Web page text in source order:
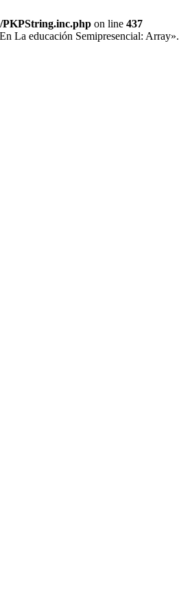
PKPString.inc.php on line 437
La educación Semipresencial: Array».